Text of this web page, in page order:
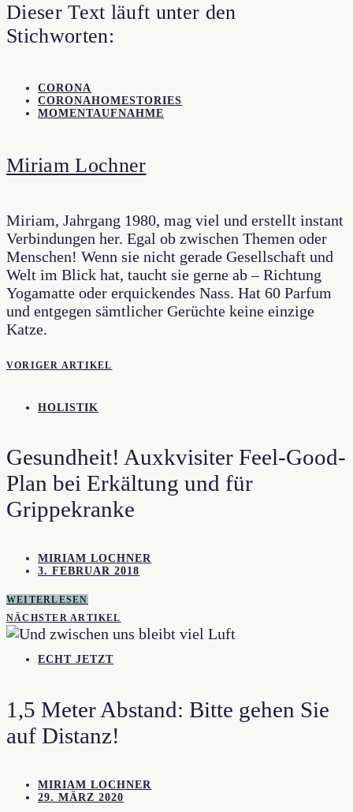
Dieser Text läuft unter den
Stichworten:
CORONA
CORONAHOMESTORIES
MOMENTAUFNAHME
Miriam Lochner
Miriam, Jahrgang 1980, mag viel und erstellt instant
Verbindungen her. Egal ob zwischen Themen oder
Menschen! Wenn sie nicht gerade Gesellschaft und
Welt im Blick hat, taucht sie gerne ab – Richtung
Yogamatte oder erquickendes Nass. Hat 60 Parfum
und entgegen sämtlicher Gerüchte keine einzige
Katze.
VORIGER ARTIKEL
HOLISTIK
Gesundheit! Auxkvisiter Feel-Good-
Plan bei Erkältung und für
Grippekranke
MIRIAM LOCHNER
3. FEBRUAR 2018
WEITERLESEN
NÄCHSTER ARTIKEL
ECHT JETZT
1,5 Meter Abstand: Bitte gehen Sie
auf Distanz!
MIRIAM LOCHNER
29. MÄRZ 2020